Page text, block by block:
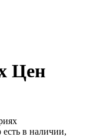
Цен
есть в наличии,